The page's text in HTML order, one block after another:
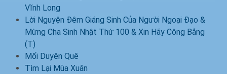
Vĩnh Long
Lời Nguyện Đêm Giáng Sinh Của Người Ngoại Đạo &
Mừng Cha Sinh Nhật Thứ 100 & Xin Hãy Công Bằng
(T)
Mối Duyên Quê
Tìm Lại Mùa Xuân